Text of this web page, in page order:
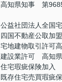
高知県知事 第
公益社団法人全国
四国不動産公取加盟
宅地建物取引許可
建設業許可 高知
住宅瑕疵保険加入
既存住宅売買瑕疵